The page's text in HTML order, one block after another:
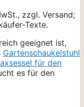
zzgl. Versand;
Texte.
geeignet ist,
Gartenschaukelstuhl
für den
es für den